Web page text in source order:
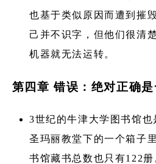
也基于类似原因而遭到摧
己并不识字，但他们很清
机器就无法运转。
第四章 错误：绝对正确是
3世纪的牛津大学图书馆
圣玛丽教堂下的一个箱子
书馆藏书总数也只有122册